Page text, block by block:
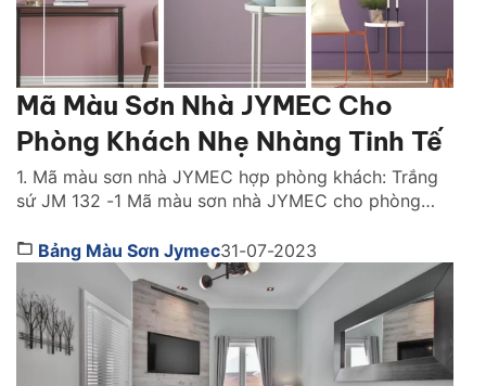
Mã Màu Sơn Nhà JYMEC Cho
Phòng Khách Nhẹ Nhàng Tinh Tế
1. Mã màu sơn nhà JYMEC hợp phòng khách: Trắng
sứ JM 132 -1 Mã màu sơn nhà JYMEC cho phòng
trắng là sự lựa chọn được mọi người ưa chuộng, sử
dụng phổ biến hiện nay. Sử dụng màu trắng cho
không gian […]
Bảng Màu Sơn Jymec31-07-2023